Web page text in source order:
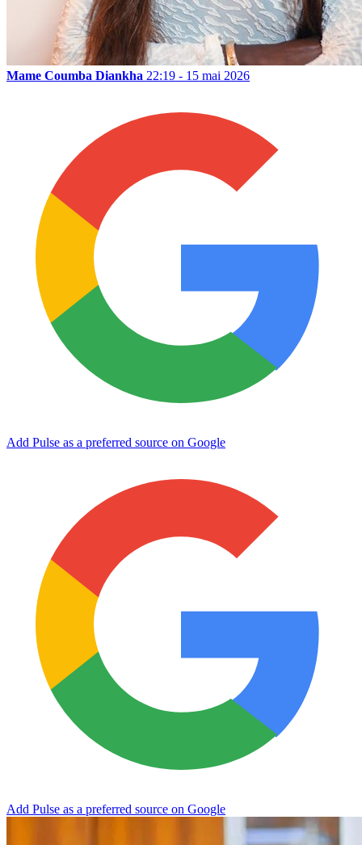
Mame Coumba Diankha 22:19 - 15 mai 2026
Add Pulse as a preferred source on Google
Add Pulse as a preferred source on Google